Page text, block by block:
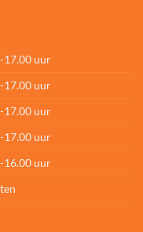
17.00 uur
17.00 uur
17.00 uur
17.00 uur
16.00 uur